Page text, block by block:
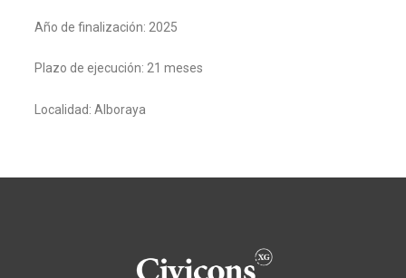
Año de finalización: 2025
Plazo de ejecución: 21 meses
Localidad: Alboraya